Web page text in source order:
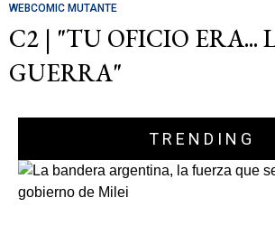
WEBCOMIC MUTANTE
C2 | "TU OFICIO ERA...
GUERRA"
TRENDING